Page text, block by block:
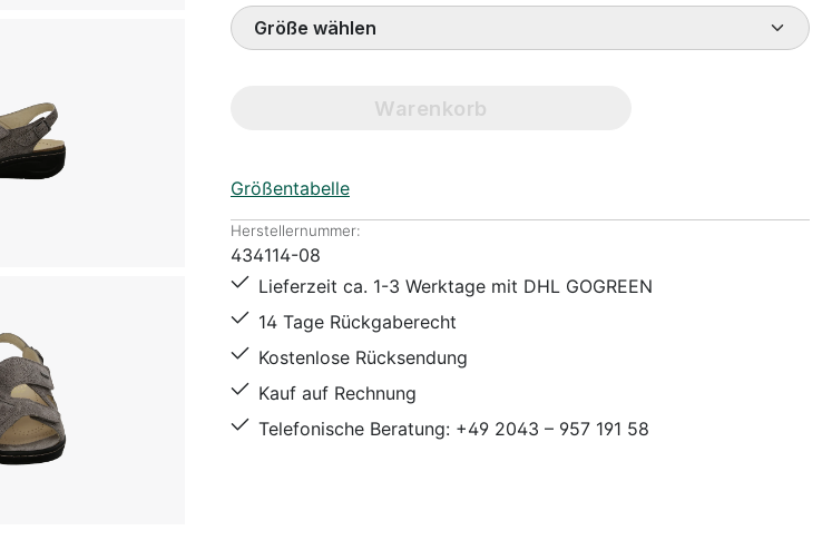
Größe wählen
Warenkorb
Größentabelle
Herstellernummer:
434114-08
Lieferzeit ca. 1-3 Werktage mit DHL GOGREEN
14 Tage Rückgaberecht
Kostenlose Rücksendung
Kauf auf Rechnung
Telefonische Beratung: +49 2043 – 957 191 58